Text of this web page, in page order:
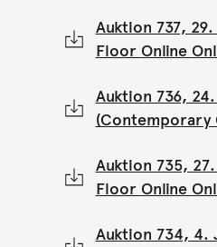
Auktion 737,
Floor Online
Auktion 736,
(Contemporary
Auktion 735,
Floor Online
Auktion 734, 4.